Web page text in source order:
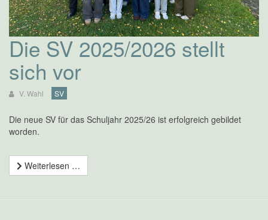
Die SV 2025/2026 stellt
sich vor
V. Wahl SV
Die neue SV für das Schuljahr 2025/26 ist erfolgreich gebildet
worden.
Weiterlesen …